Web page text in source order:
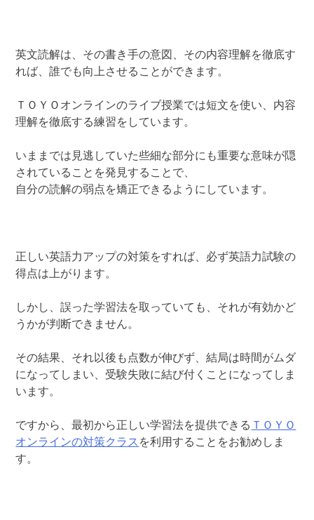
英文読解は、その書き手の意図、その内容理解を徹底す
れば、誰でも向上させることができます。
ＴＯＹＯオンラインのライブ授業では短文を使い、内容
理解を徹底する練習をしています。
いままでは見逃していた些細な部分にも重要な意味が隠
されていることを発見することで、
自分の読解の弱点を矯正できるようにしています。
正しい英語力アップの対策をすれば、必ず英語力試験の
得点は上がります。
しかし、誤った学習法を取っていても、それが有効かど
うかが判断できません。
その結果、それ以後も点数が伸びず、結局は時間がムダ
になってしまい、受験失敗に結び付くことになってしま
います。
ですから、最初から正しい学習法を提供できる ＴＯＹＯ
オンラインの対策クラス を利用することをお勧めしま
す。